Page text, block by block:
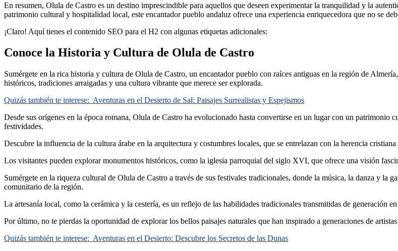
En resumen, Olula de Castro es un destino imprescindible para aquellos que deseen experimentar la tranquilidad y la
patrimonio cultural y hospitalidad local, este encantador pueblo andaluz ofrece una experiencia enriquecedora que no se
¡Claro! Aquí tienes el contenido SEO para el H2 con algunas etiquetas adicionales:
Conoce la Historia y Cultura de Olula de Castro
Sumérgete en la rica historia y cultura de Olula de Castro, un encantador pueblo con raíces antiguas en la región de
históricos, tradiciones arraigadas y una cultura vibrante que merece ser explorada.
Quizás también te interese: Aventuras en el Desierto de Sal: Paisajes Surrealistas y Espejismos
Desde sus orígenes en la época romana, Olula de Castro ha evolucionado hasta convertirse en un lugar con un patrimonio
festividades.
Descubre la influencia de la cultura árabe en la arquitectura y costumbres locales, que se entrelazan con la herencia
Los visitantes pueden explorar monumentos históricos, como la iglesia parroquial del siglo XVI, que ofrece una visión
Sumérgete en la riqueza cultural de Olula de Castro a través de sus festivales tradicionales, donde la música, la danza y la
comunitario de la región.
La artesanía local, como la cerámica y la cestería, es un reflejo de las habilidades tradicionales transmitidas de generación
Por último, no te pierdas la oportunidad de explorar los bellos paisajes naturales que han inspirado a generaciones de
Quizás también te interese: Aventuras en el Desierto: Descubre los Secretos de las Dunas